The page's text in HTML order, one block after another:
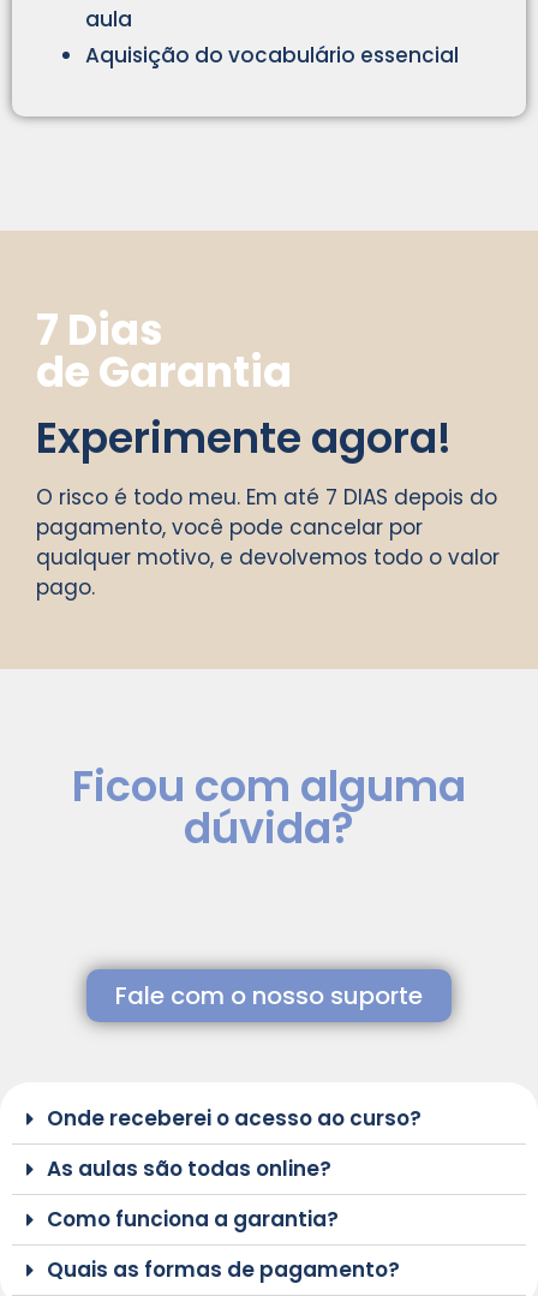
aula
Aquisição do vocabulário essencial
7 Dias
de Garantia
Experimente agora!
O risco é todo meu. Em até 7 DIAS depois do
pagamento, você pode cancelar por
qualquer motivo, e devolvemos todo o valor
pago.
Ficou com alguma
dúvida?
Fale com o nosso suporte
Onde receberei o acesso ao curso?
As aulas são todas online?
Como funciona a garantia?
Quais as formas de pagamento?